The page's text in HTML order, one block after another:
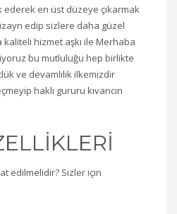
ederek en üst düzeye çıkarmak
edip sizlere daha güzel
hizmet aşkı ile Merhaba
bu mutluluğu hep birlikte
ve devamlılık ilkemizdir
haklı gururu kıvancın
edilmelidir? Sizler için